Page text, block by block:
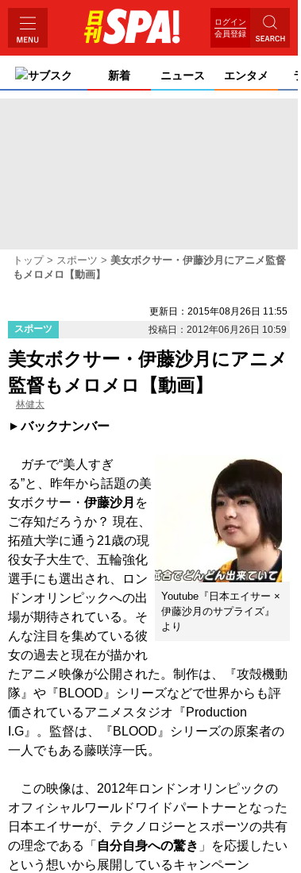
ログイン
会員登録
サブスク 新着 ニュース エンタメ
トップ スポーツ
美女ボクサー・伊藤沙月にアニメ監督
もメロメロ【動画】
更新日：2015年08月26日 11:55
スポーツ
投稿日：2012年06月26日 10:59
美女ボクサー・伊藤沙月にアニメ
監督もメロメロ【動画】
林健太
バックナンバー
Youtube『日本エイサー ×
伊藤沙月のサプライズ』
より
ガチで“美人すぎ
る”と、昨年から話題の美
女ボクサー・ 伊藤沙月 を
ご存知だろうか？ 現在、
拓殖大学に通う21歳の現
役女子大生で、五輪強化
選手にも選出され、ロン
ドンオリンピックへの出
場が期待されている。そ
んな注目を集めている彼
女の過去と現在が描かれ
たアニメ映像が公開された。制作は、『攻殻機動
隊』や『BLOOD』シリーズなどで世界からも評
価されているアニメスタジオ『Production
I.G』。監督は、『BLOOD』シリーズの原案者の
一人でもある藤咲淳一氏。
この映像は、2012年ロンドンオリンピックの
オフィシャルワールドワイドパートナーとなった
日本エイサーが、テクノロジーとスポーツの共有
の理念である「 自分自身への驚き 」を応援したい
という想いから展開しているキャンペーン